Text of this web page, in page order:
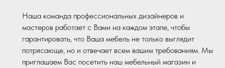
Наша команда профессиональных дизайнеров и
мастеров работает с Вами на каждом этапе, чтобы
гарантировать, что Ваша мебель не только выглядит
потрясающе, но и отвечает всем вашим требованиям. Мы
приглашаем Вас посетить наш мебельный магазин и